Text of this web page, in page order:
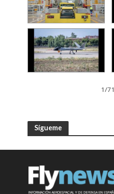
1/71
Sígueme